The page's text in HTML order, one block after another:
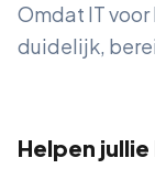
Omdat IT
duidelijk,
Helpen